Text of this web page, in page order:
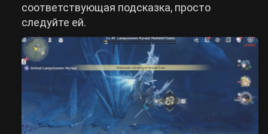
соответствующая подсказка, просто
следуйте ей.